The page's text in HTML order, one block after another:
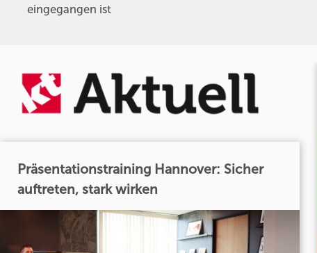
eingegangen ist
Präsentationstraining Hannover: Sicher
auftreten, stark wirken